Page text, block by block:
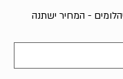
- המחיר ישתנה